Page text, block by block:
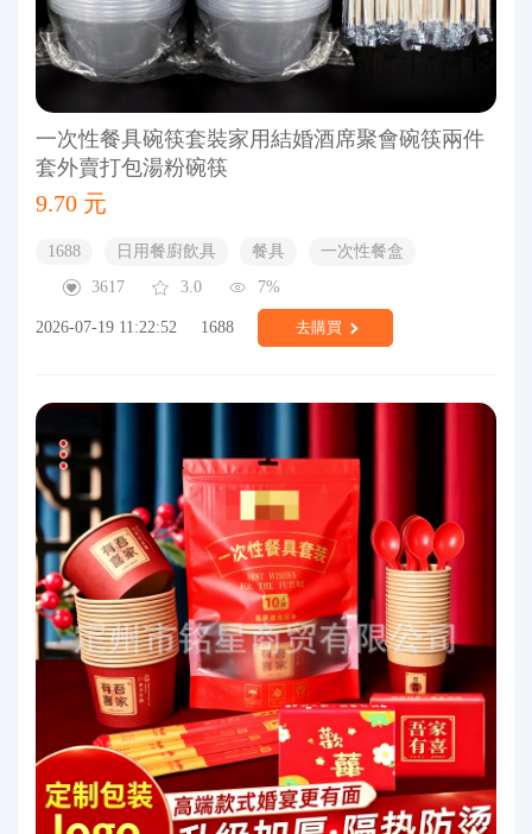
一次性餐具碗筷套裝家用結婚酒席聚會碗筷兩件
套外賣打包湯粉碗筷
9.70 元
1688 日用餐廚飲具 餐具
一次性餐盒
3617
3.0 7%
2026-07-19 11:22:52 1688 去購買